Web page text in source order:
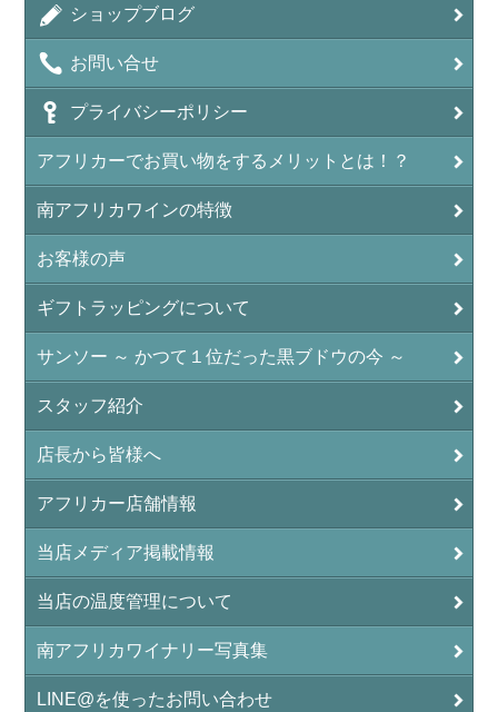
ショップブログ
お問い合せ
プライバシーポリシー
アフリカーでお買い物をするメリットとは！？
南アフリカワインの特徴
お客様の声
ギフトラッピングについて
サンソー ～ かつて１位だった黒ブドウの今 ～
スタッフ紹介
店長から皆様へ
アフリカー店舗情報
当店メディア掲載情報
当店の温度管理について
南アフリカワイナリー写真集
LINE@を使ったお問い合わせ